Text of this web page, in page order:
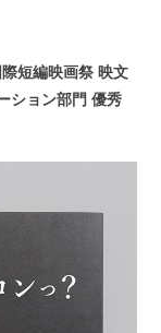
短編映画祭 映文
ション部門 優秀